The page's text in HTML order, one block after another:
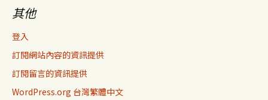
其他
登入
訂閱網站內容的資訊提供
訂閱留言的資訊提供
WordPress.org 台灣繁體中文